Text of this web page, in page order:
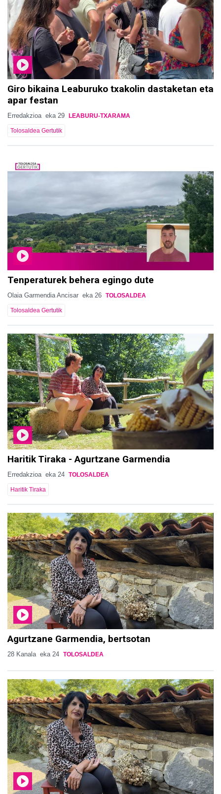
Giro bikaina Leaburuko txakolin dastaketan eta
apar festan
Erredakzioa eka 29 LEABURU-TXARAMA
Tolosaldea Gertutik
Tenperaturek behera egingo dute
Olaia Garmendia Ancisar eka 26 TOLOSALDEA
Tolosaldea Gertutik
Haritik Tiraka - Agurtzane Garmendia
Erredakzioa eka 24 TOLOSALDEA
Haritik Tiraka
Agurtzane Garmendia, bertsotan
28 Kanala eka 24 TOLOSALDEA